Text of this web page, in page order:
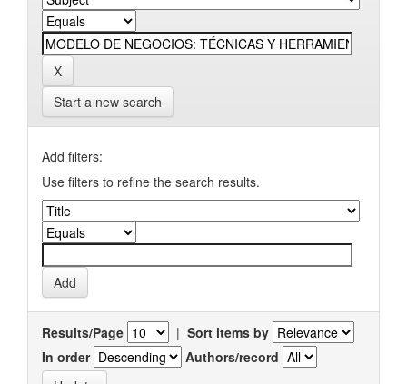
Start a new search
Add filters:
Use filters to refine the search results.
Results/Page | Sort items by
In order
Authors/record